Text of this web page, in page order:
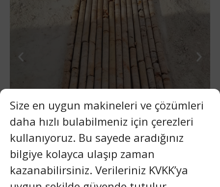
Size en uygun makineleri ve çözümleri
daha hızlı bulabilmeniz için çerezleri
kullanıyoruz. Bu sayede aradığınız
bilgiye kolayca ulaşıp zaman
kazanabilirsiniz. Verileriniz KVKK’ya